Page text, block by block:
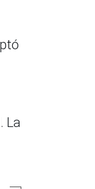
La